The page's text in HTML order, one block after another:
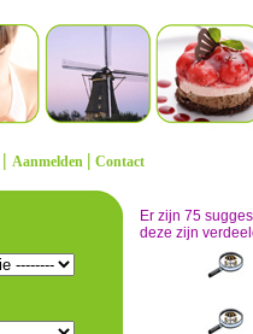
| Aanmelden | Contact
Er zijn 75
deze zijn